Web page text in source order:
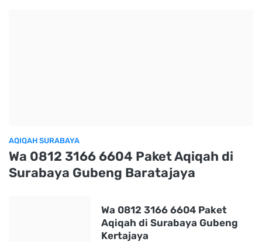
AQIQAH SURABAYA
Wa 0812 3166 6604 Paket Aqiqah di
Surabaya Gubeng Baratajaya
Wa 0812 3166 6604 Paket
Aqiqah di Surabaya Gubeng
Kertajaya